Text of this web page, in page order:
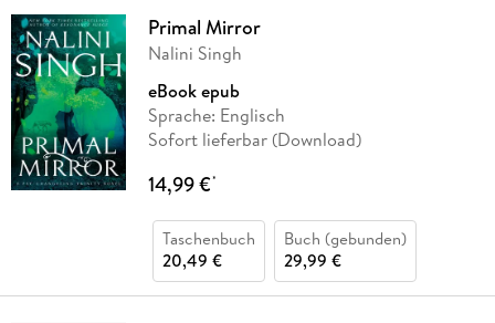
Primal Mirror
Nalini Singh
eBook epub
Sprache: Englisch
Sofort lieferbar (Download)
14,99 €*
Taschenbuch
20,49 €
Buch (gebunden)
29,99 €